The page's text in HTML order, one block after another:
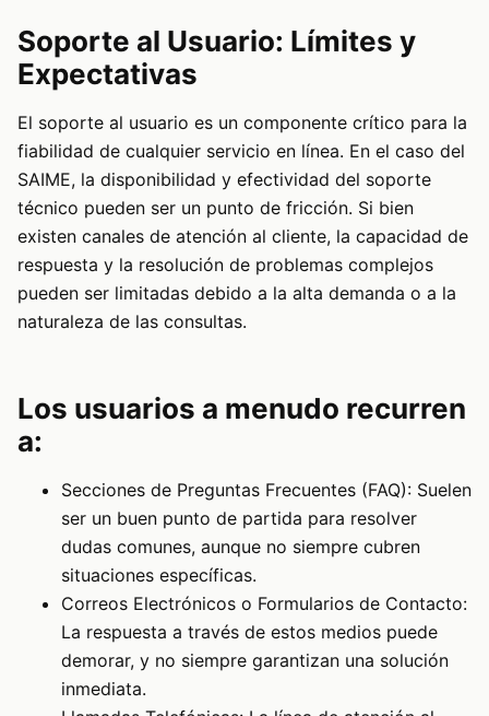
Soporte al Usuario: Límites y
Expectativas
El soporte al usuario es un componente crítico para la
fiabilidad de cualquier servicio en línea. En el caso del
SAIME, la disponibilidad y efectividad del soporte
técnico pueden ser un punto de fricción. Si bien
existen canales de atención al cliente, la capacidad de
respuesta y la resolución de problemas complejos
pueden ser limitadas debido a la alta demanda o a la
naturaleza de las consultas.
Los usuarios a menudo recurren
a:
Secciones de Preguntas Frecuentes (FAQ): Suelen
ser un buen punto de partida para resolver
dudas comunes, aunque no siempre cubren
situaciones específicas.
Correos Electrónicos o Formularios de Contacto:
La respuesta a través de estos medios puede
demorar, y no siempre garantizan una solución
inmediata.